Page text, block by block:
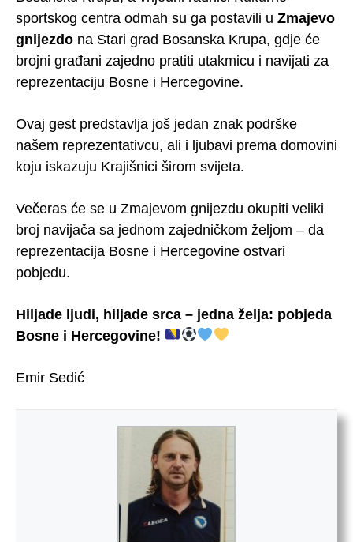
sportskog centra odmah su ga postavili u Zmajevo
gnijezdo na Stari grad Bosanska Krupa, gdje će
brojni građani zajedno pratiti utakmicu i navijati za
reprezentaciju Bosne i Hercegovine.
Ovaj gest predstavlja još jedan znak podrške
našem reprezentativcu, ali i ljubavi prema domovini
koju iskazuju Krajišnici širom svijeta.
Večeras će se u Zmajevom gnijezdu okupiti veliki
broj navijača sa jednom zajedničkom željom – da
reprezentacija Bosne i Hercegovine ostvari
pobjedu.
Hiljade ljudi, hiljade srca – jedna želja: pobjeda
Bosne i Hercegovine!
Emir Sedić